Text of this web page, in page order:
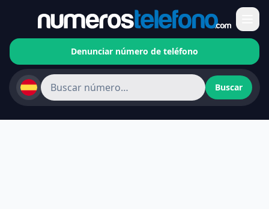
Denunciar número de teléfono
Buscar